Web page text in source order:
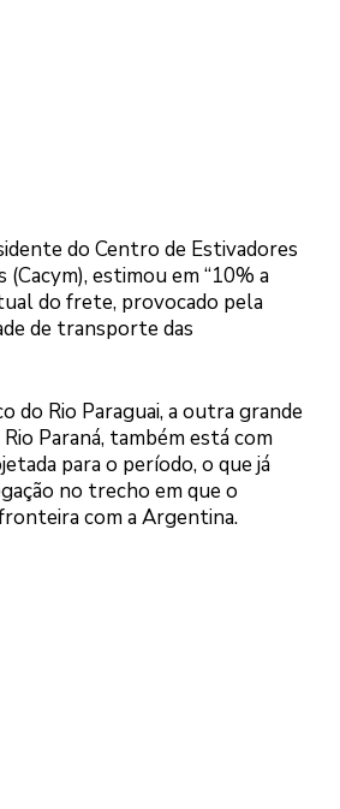
do Centro de Estivadores
estimou em “10% a
do frete, provocado pela
de transporte das
do Rio Paraguai, a outra grande
Paraná, também está com
para o período, o que já
no trecho em que o
com a Argentina.